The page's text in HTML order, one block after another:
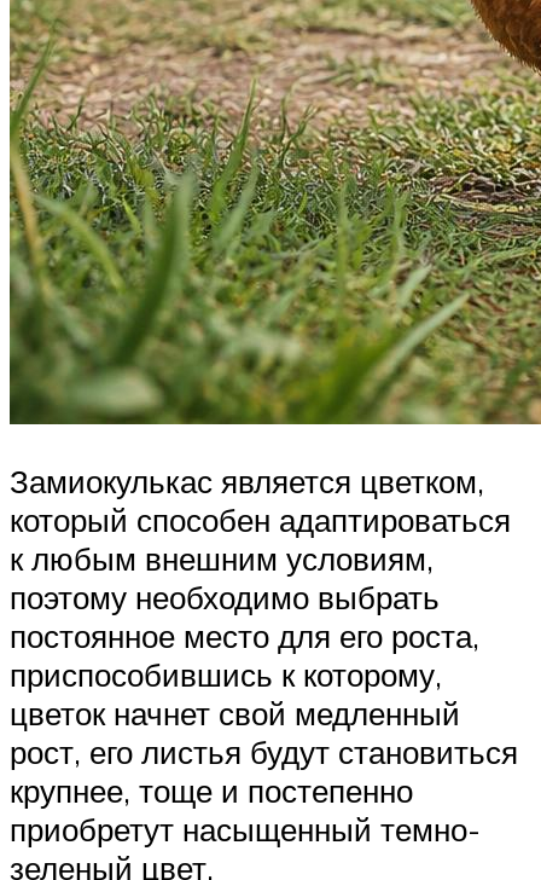
Замиокулькас является цветком,
который способен адаптироваться
к любым внешним условиям,
поэтому необходимо выбрать
постоянное место для его роста,
приспособившись к которому,
цветок начнет свой медленный
рост, его листья будут становиться
крупнее, тоще и постепенно
приобретут насыщенный темно-
зеленый цвет.